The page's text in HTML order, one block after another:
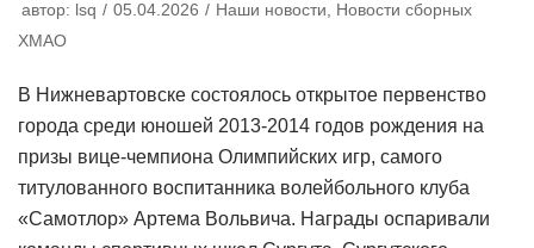
автор: lsq 05.04.2026 Наши новости, Новости сборных
ХМАО
В Нижневартовске состоялось открытое первенство
города среди юношей 2013-2014 годов рождения на
призы вице-чемпиона Олимпийских игр, самого
титулованного воспитанника волейбольного клуба
«Самотлор» Артема Вольвича. Награды оспаривали